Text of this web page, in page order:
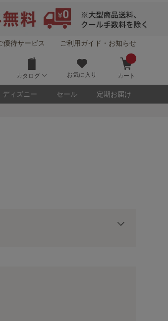
優待サービス ご利用ガイド・お知らせ
カタログ お気に入り カート
ディズニー セール 定期お届け
して適用されます。